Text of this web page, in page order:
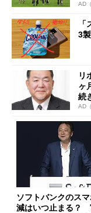
AD
3
リ
ヶ
続
AD
ソフトバンクのス
減はいつ止まる？